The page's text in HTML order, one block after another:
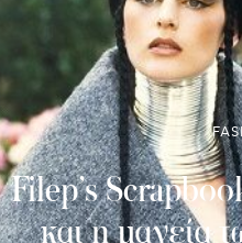
Filep’s
και η μαγεία